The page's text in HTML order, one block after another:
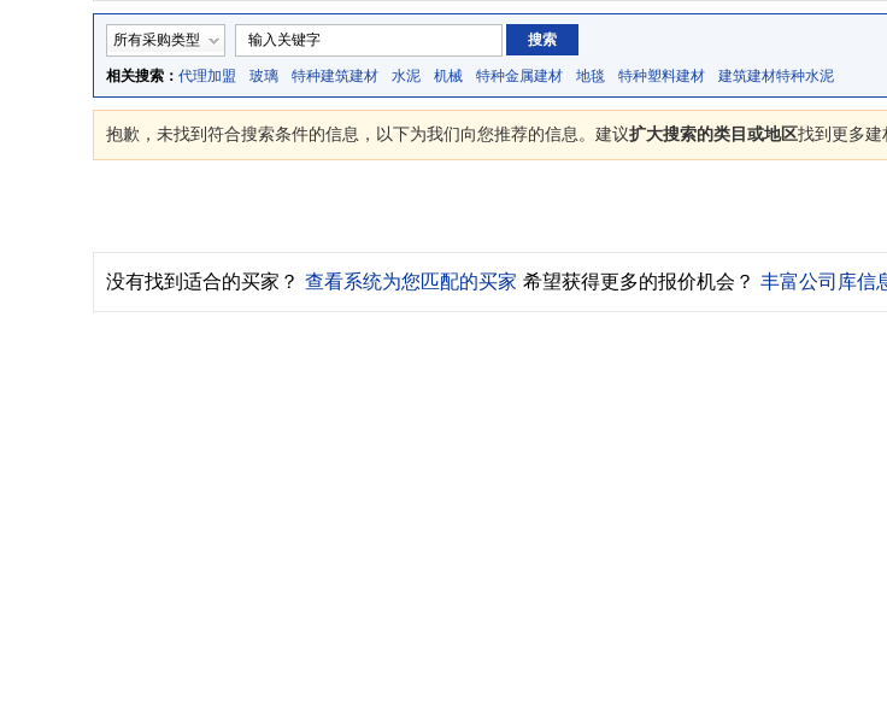
湖南
广东 广西 江西 四川 海南 贵州 云南 西藏 陕西 甘肃 青海 宁夏 新疆 台湾
所有采购类型
相关搜索： 代理加盟 玻璃 特种建筑建材 水泥 机械 特种金属建材 地毯 特种塑料建材 建筑建材特种水泥
抱歉，未找到符合搜索条件的信息，以下为我们向您推荐的信息。建议扩大搜索的类目或地区找到更多建
没有找到适合的买家？ 查看系统为您匹配的买家 希望获得更多的报价机会？ 丰富公司库信